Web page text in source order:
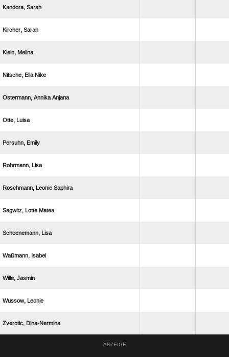
 
 
 
  
  
 
 
 
  
  
 
 
 
 
 
ANZEIGE